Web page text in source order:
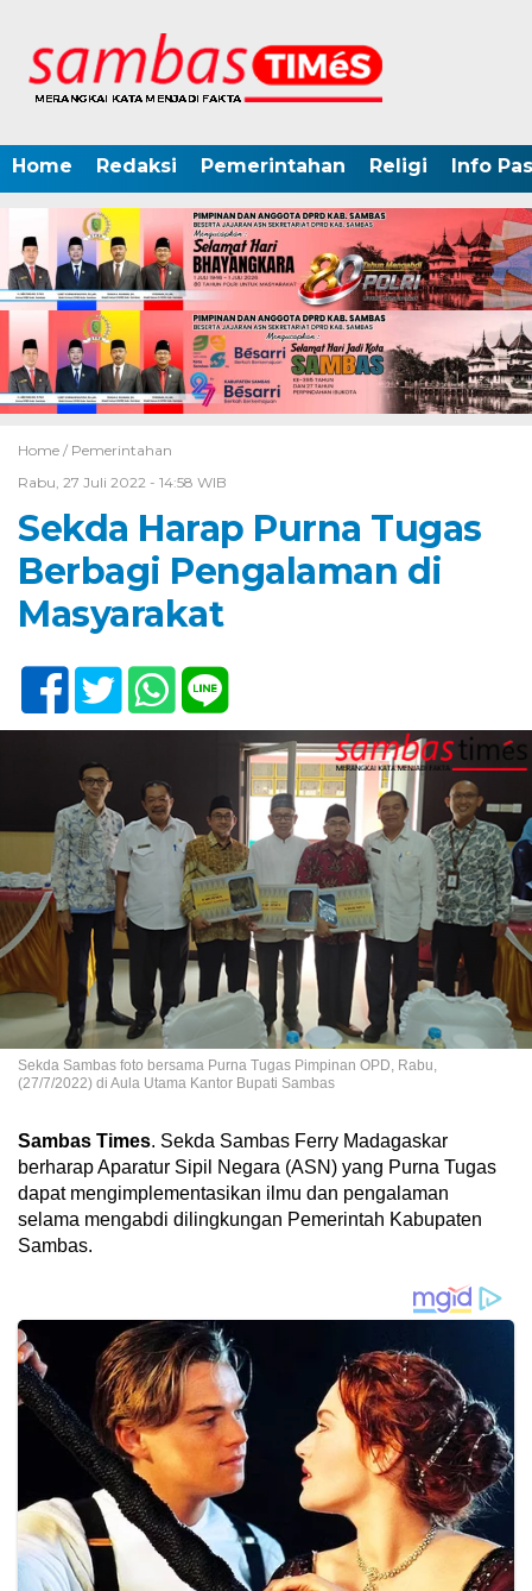
Home Redaksi Pemerintahan Religi Info
Home / Pemerintahan
Rabu, 27 Juli 2022 - 14:58 WIB
Sekda Harap Purna Tugas
Berbagi Pengalaman di
Masyarakat
Sekda Sambas foto bersama Purna Tugas Pimpinan OPD, Rabu,
(27/7/2022) di Aula Utama Kantor Bupati Sambas
Sambas Times. Sekda Sambas Ferry Madagaskar
berharap Aparatur Sipil Negara (ASN) yang Purna Tugas
dapat mengimplementasikan ilmu dan pengalaman
selama mengabdi dilingkungan Pemerintah Kabupaten
Sambas.